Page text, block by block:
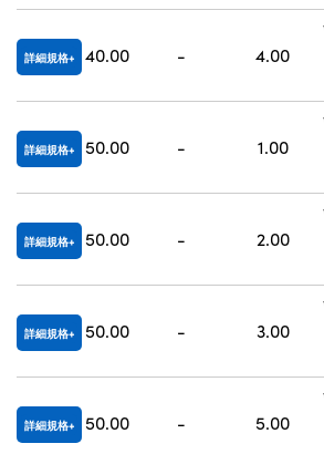
詳細規格 40.00 - 4.00
詳細規格 50.00 - 1.00
詳細規格 50.00 - 2.00
詳細規格 50.00 - 3.00
詳細規格 50.00 - 5.00